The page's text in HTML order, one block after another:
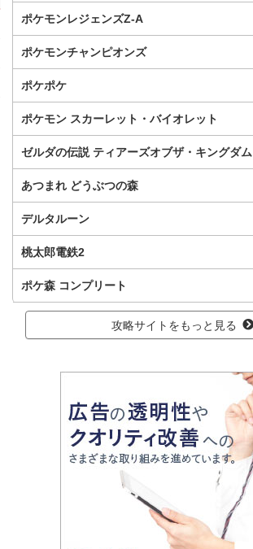
ポケモンレジェンズZ-A
ポケモンチャンピオンズ
ポケポケ
ポケモン スカーレット・バイオレット
ゼルダの伝説 ティアーズオブザ・キングダム
あつまれ どうぶつの森
デルタルーン
桃太郎電鉄2
ポケ森 コンプリート
攻略サイトをもっと見る